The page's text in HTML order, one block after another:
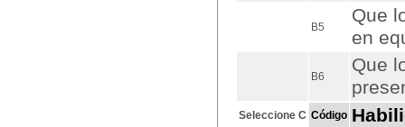
B5
Que
en
B6
Que
Seleccione C Código